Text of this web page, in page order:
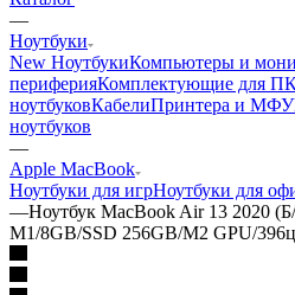
—
Ноутбуки
New НоутбукиКомпьютеры и
периферияКомплектующие для
ноутбуковКабелиПринтера и МФУ
ноутбуков
—
Apple MacBook
Ноутбуки для игрНоутбуки для
—Ноутбук MacBook Air 13 2020
M1/8GB/SSD 256GB/M2 GPU/